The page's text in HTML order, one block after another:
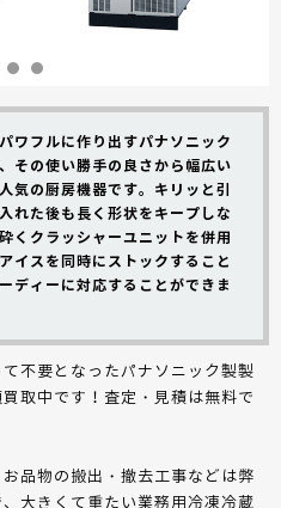
ワフルに作り出すパナソニック
その使い勝手の良さから幅広い
気の厨房機器です。キリッと引
れた後も長く形状をキープしな
くクラッシャーユニットを併用
イスを同時にストックすること
ディーに対応することができま
不要となったパナソニック製製
取中です！査定・見積は無料で
品物の搬出・撤去工事などは弊
大きくて重たい業務用冷凍冷蔵